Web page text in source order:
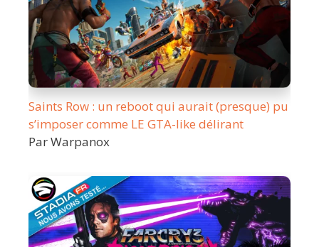
Saints Row : un reboot qui aurait (presque) pu
s’imposer comme LE GTA-like délirant
Par Warpanox